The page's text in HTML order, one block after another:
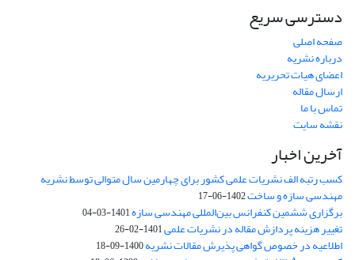
دسترسی سریع
صفحه اصلی
درباره نشریه
اعضای هیات تحریریه
ارسال مقاله
تماس با ما
نقشه سایت
آخرین اخبار
کسب رتبه الف نشریات علمی کشور برای چهارمین سال متوالی توسط نشریه
مهندسی سازه و ساخت1402-06-17
برگزاری ششمین کنفرانس بین‌المللی مهندسی سازه1401-03-04
تغییر هزینه پردازش مقاله در نشریات علمی1401-02-26
اطلاعیه در خصوص گواهی پذیرش مقالات نشریه1400-09-18